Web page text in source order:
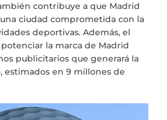
contribuye a que Madrid
ciudad comprometida con la
deportivas. Además, el
la marca de Madrid
publicitarios que generará la
estimados en 9 millones de